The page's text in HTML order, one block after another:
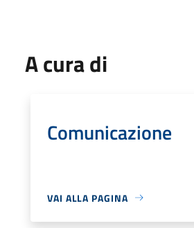
A cura di
Comunicazione
VAI ALLA PAGINA